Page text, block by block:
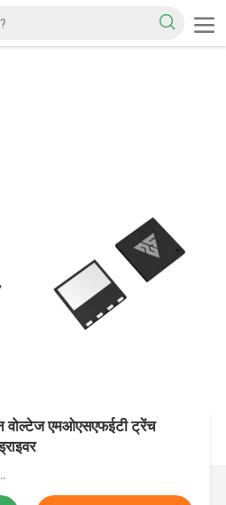
वोल्टेज एमओएसएफईटी ट्रेंच
on product